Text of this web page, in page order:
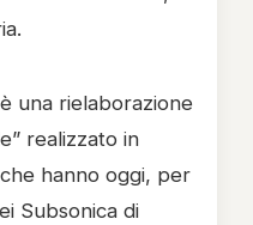
una rielaborazione
realizzato in
hanno oggi, per
Subsonica di